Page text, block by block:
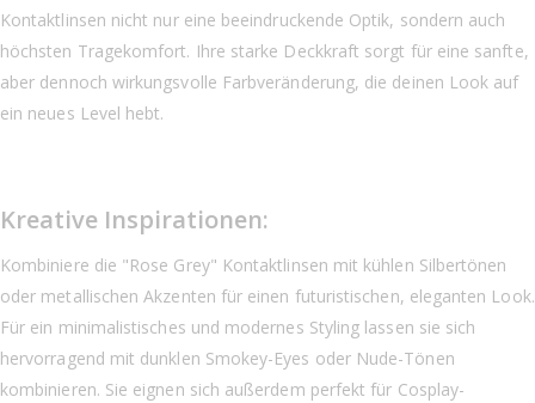
Kontaktlinsen nicht nur eine beeindruckende Optik, sondern auch
höchsten Tragekomfort. Ihre starke Deckkraft sorgt für eine sanfte,
aber dennoch wirkungsvolle Farbveränderung, die deinen Look auf
ein neues Level hebt.
Kreative Inspirationen:
Kombiniere die "Rose Grey" Kontaktlinsen mit kühlen Silbertönen
oder metallischen Akzenten für einen futuristischen, eleganten Look.
Für ein minimalistisches und modernes Styling lassen sie sich
hervorragend mit dunklen Smokey-Eyes oder Nude-Tönen
kombinieren. Sie eignen sich außerdem perfekt für Cosplay-